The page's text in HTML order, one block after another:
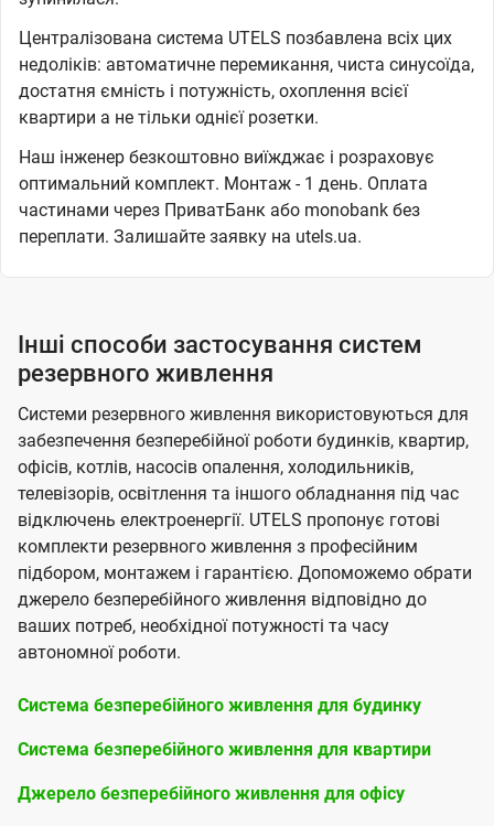
Централізована система UTELS позбавлена всіх цих
недоліків: автоматичне перемикання, чиста синусоїда,
достатня ємність і потужність, охоплення всієї
квартири а не тільки однієї розетки.
Наш інженер безкоштовно виїжджає і розраховує
оптимальний комплект. Монтаж - 1 день. Оплата
частинами через ПриватБанк або monobank без
переплати. Залишайте заявку на utels.ua.
Інші способи застосування систем
резервного живлення
Системи резервного живлення використовуються для
забезпечення безперебійної роботи будинків, квартир,
офісів, котлів, насосів опалення, холодильників,
телевізорів, освітлення та іншого обладнання під час
відключень електроенергії. UTELS пропонує готові
комплекти резервного живлення з професійним
підбором, монтажем і гарантією. Допоможемо обрати
джерело безперебійного живлення відповідно до
ваших потреб, необхідної потужності та часу
автономної роботи.
Система безперебійного живлення для будинку
Система безперебійного живлення для квартири
Джерело безперебійного живлення для офісу